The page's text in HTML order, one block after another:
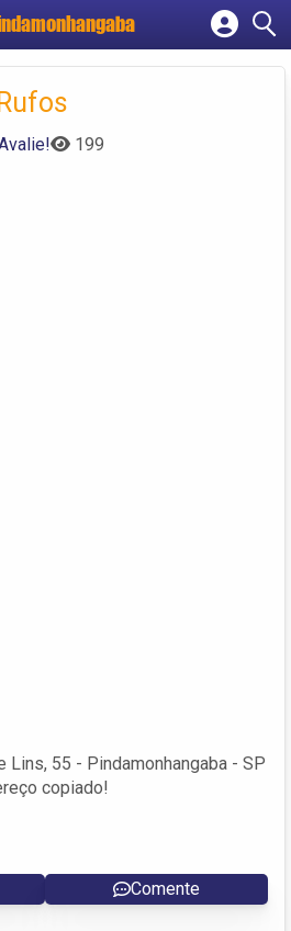
Cadastrar empresa
Fazer login
Criar conta
199
Lins, 55 - Pindamonhangaba - SP
copiado!
Comente